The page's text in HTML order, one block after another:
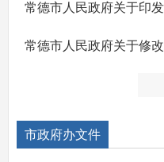
市政府办文件